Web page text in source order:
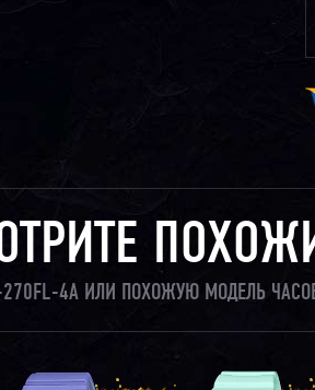
270FL-4A ИЛИ ПОХОЖУЮ МОДЕЛЬ